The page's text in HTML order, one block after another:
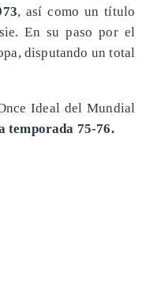
, así como un título
En su paso por el
disputando un total
Ideal del Mundial
temporada 75-76.